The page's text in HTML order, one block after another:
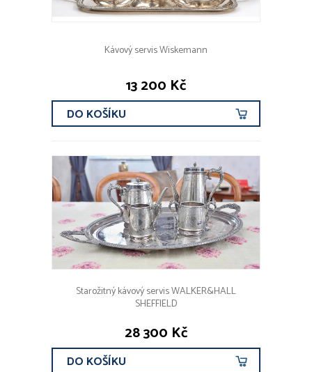
Kávový servis Wiskemann
13 200 Kč
DO KOŠÍKU
Starožitný kávový servis WALKER&HALL
SHEFFIELD
28 300 Kč
DO KOŠÍKU